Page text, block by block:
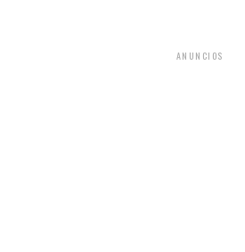
ANUNCIOS